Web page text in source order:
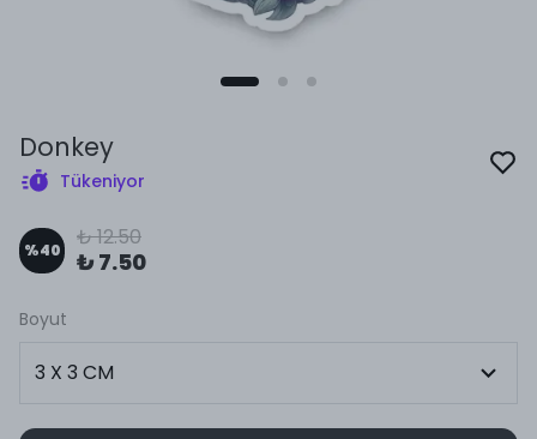
Donkey
Tükeniyor
%40 ₺ 12.50
₺ 7.50
Boyut